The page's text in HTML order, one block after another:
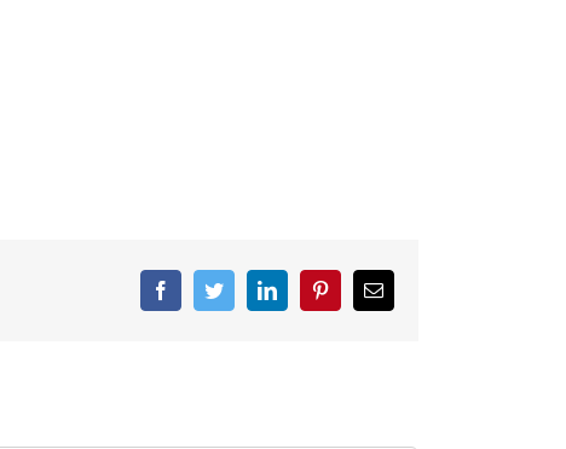
FacebookTwitterLinkedInPinterestCorreo
electrónico